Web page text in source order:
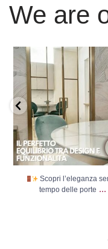
We are
Scopri l’eleganza
tempo delle porte ...
Scopri l’eleganza
tempo delle porte ...